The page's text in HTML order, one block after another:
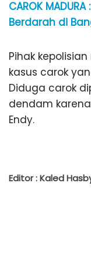
CAROK
Berdarah di
Pihak
kasus carok
Diduga carok
dendam
Endy.
Editor : Kaled